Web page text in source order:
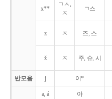
x**
ㄱㅅ,
ㅈ
ㄱ스
z ㅈ 즈, 스
ž ㅈ 주, 슈, 시
반모음 j 이*
a, á 아